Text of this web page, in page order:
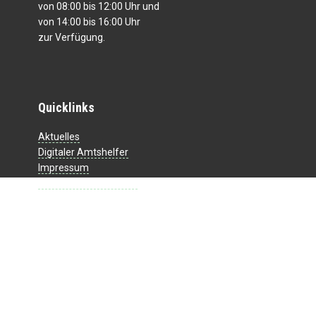
von 08:00 bis 12:00 Uhr und
von 14:00 bis 16:00 Uhr
zur Verfügung.
Quicklinks
Aktuelles
Digitaler Amtshelfer
Impressum